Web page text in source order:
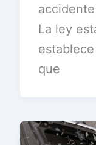
La ley
que